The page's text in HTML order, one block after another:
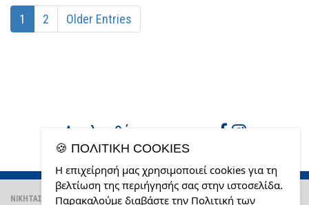
1 2 Older Entries
Ακολουθήστε μας στο
ΝΙΚΗΤΑΣ ΚΟΘΡΟΣ Α.Ε.Ε.
Κετνρικό κατάστημα:Μητροδώρου
🍪 ΠΟΛΙΤΙΚΉ COOKIES
Η επιχείρησή μας χρησιμοποιεί cookies για τη
βελτίωση της περιήγησής σας στην ιστοσελίδα.
Παρακαλούμε διαβάστε την Πολιτική των